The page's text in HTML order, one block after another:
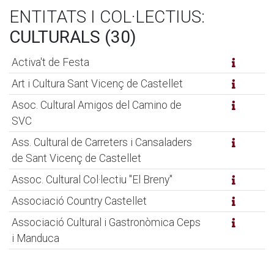
ENTITATS I COL·LECTIUS:
CULTURALS (30)
Activa't de Festa
Art i Cultura Sant Vicenç de Castellet
Asoc. Cultural Amigos del Camino de
SVC
Ass. Cultural de Carreters i Cansaladers
de Sant Vicenç de Castellet
Assoc. Cultural Col·lectiu "El Breny"
Associació Country Castellet
Associació Cultural i Gastronòmica Ceps
i Manduca